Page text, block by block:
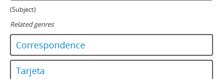
(Subject)
Related genres
Correspondence
Tarjeta